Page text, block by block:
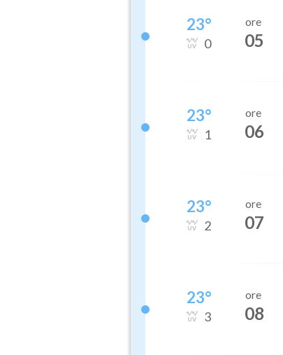
23°
0
ore
05
23°
1
ore
06
23°
2
ore
07
23°
3
ore
08